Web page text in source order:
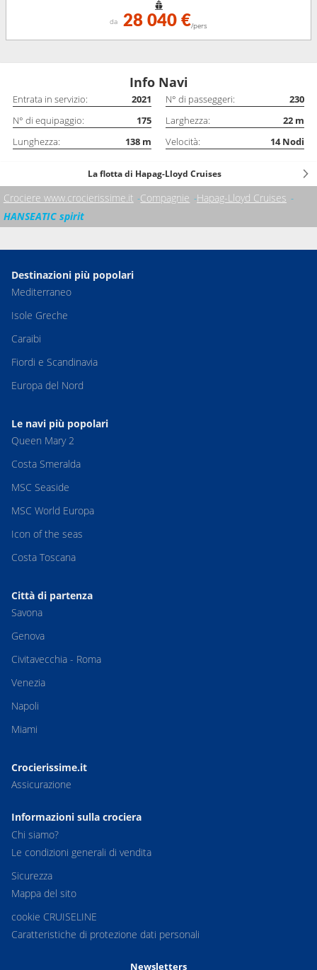
da 28 040 €/pers
Info Navi
Entrata in servizio: 2021 N° di passeggeri:
230
N° di equipaggio:
175 Larghezza: 22 m
Lunghezza:
138 m Velocità: 14 Nodi
La flotta di Hapag-Lloyd Cruises
Crociere www.crocierissime.it Compagnie Hapag-Lloyd Cruises
HANSEATIC spirit
Destinazioni più popolari
Mediterraneo
Isole Greche
Caraibi
Fiordi e Scandinavia
Europa del Nord
Le navi più popolari
Queen Mary 2
Costa Smeralda
MSC Seaside
MSC World Europa
Icon of the seas
Costa Toscana
Città di partenza
Savona
Genova
Civitavecchia - Roma
Venezia
Napoli
Miami
Crocierissime.it
Assicurazione
Informazioni sulla crociera
Chi siamo?
Le condizioni generali di vendita
Sicurezza
Mappa del sito
cookie CRUISELINE
Caratteristiche di protezione dati personali
Newsletters